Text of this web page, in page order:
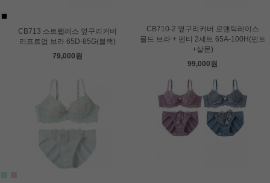
CB713 스트랩레스 옆구리커버
리프트업 브라 65D-85G(블랙)
79,000원
CB710-2 옆구리커버 로맨틱레이스
몰드 브라 + 팬티 2세트 65A-100H(민트
+살몬)
99,000원